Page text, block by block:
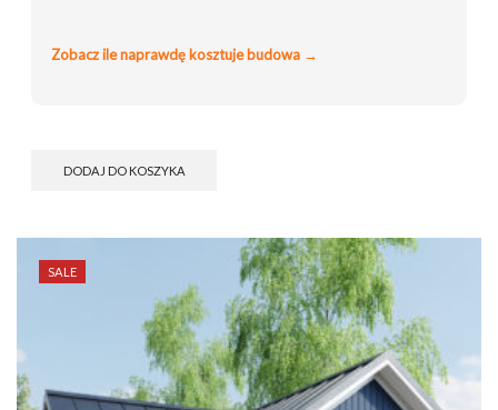
Zobacz ile naprawdę kosztuje budowa →
DODAJ DO KOSZYKA
SALE